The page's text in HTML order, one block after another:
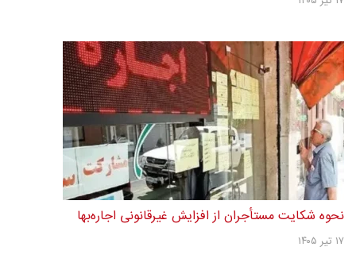
نحوه شکایت مستأجران از افزایش غیرقانونی اجاره‌بها
۱۷ تیر ۱۴۰۵